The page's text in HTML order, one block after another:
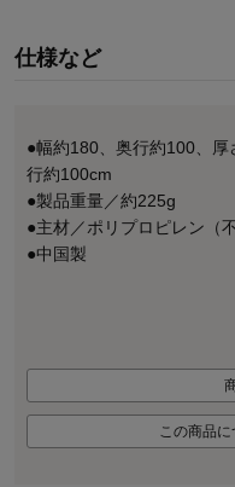
仕様など
●幅約180、奥行約100、
行約100cm
●製品重量／約225g
●主材／ポリプロピレン（
●中国製
この商品